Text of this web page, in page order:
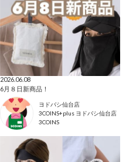
2026.06.08
6月８日新商品！
ヨドバシ仙台店
3COINS+plus ヨドバシ仙台店
3COINS